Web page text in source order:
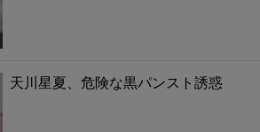
天川星夏、危険な黒パンスト誘惑